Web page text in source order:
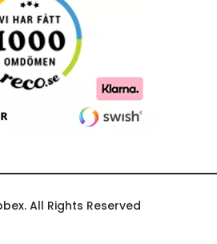
All Rights Reserved